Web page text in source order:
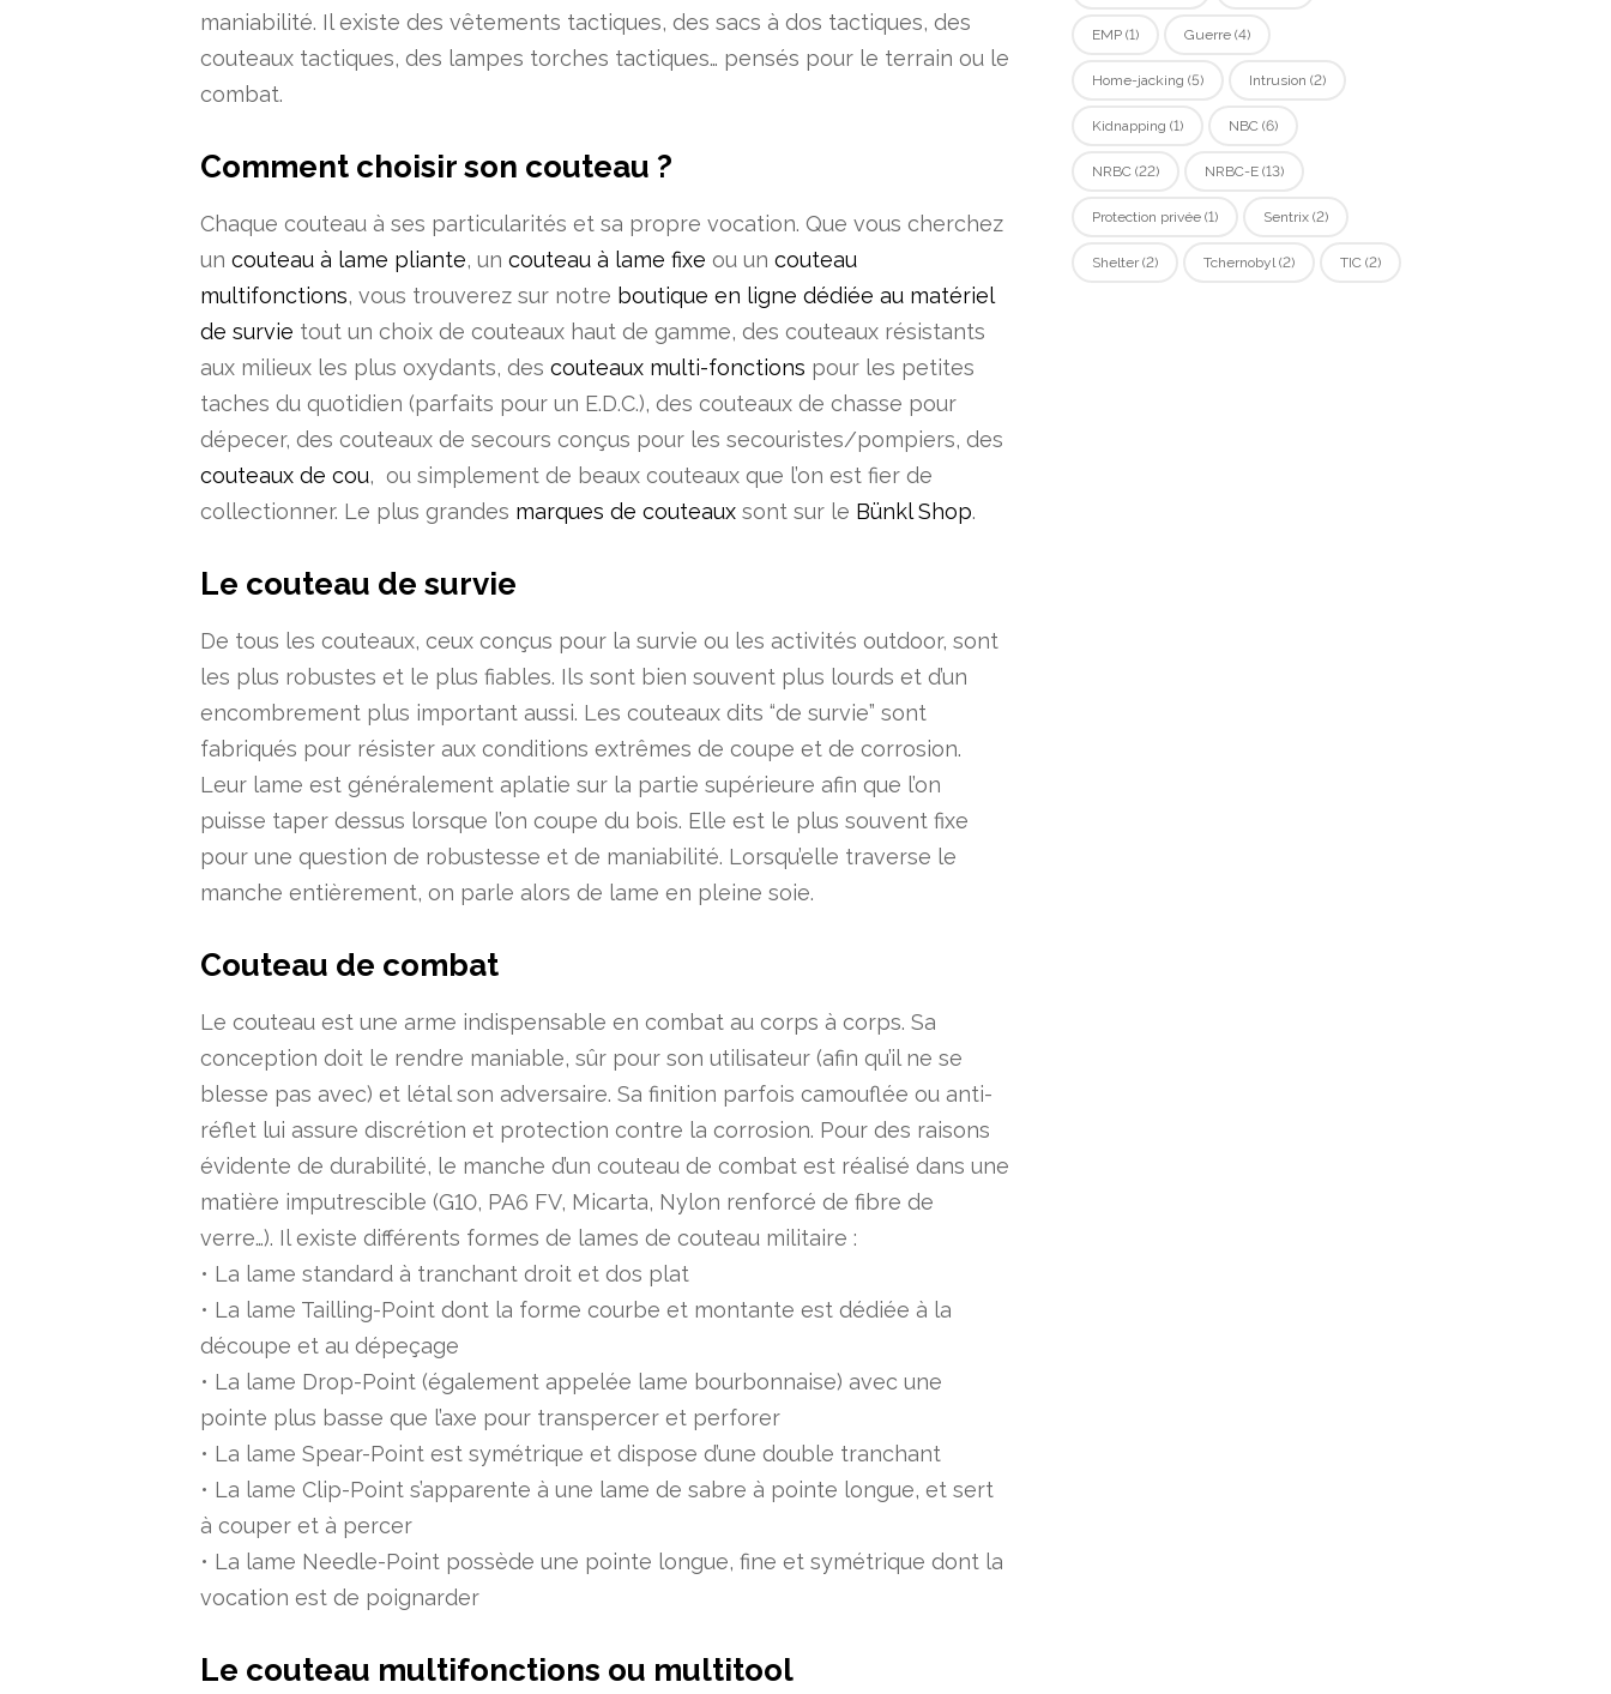
maniabilité. Il existe des vêtements tactiques, des sacs à dos tactiques, des
couteaux tactiques, des lampes torches tactiques… pensés pour le terrain ou le
combat.
Comment choisir son couteau ?
Chaque couteau à ses particularités et sa propre vocation. Que vous cherchez
uncouteau à lame pliante, uncouteau à lame fixe ou uncouteau
multifonctions, vous trouverez sur notre boutique en ligne dédiée au matériel
de survie tout un choix de couteaux haut de gamme, des couteaux résistants
aux milieux les plus oxydants, descouteaux multi-fonctions pour les petites
taches du quotidien (parfaits pour un E.D.C.), des couteaux de chasse pour
dépecer, des couteaux de secours conçus pour les secouristes/pompiers, des
couteaux de cou, ou simplement de beaux couteaux que l’on est fier de
collectionner. Le plus grandes marques de couteaux sont sur le Bünkl Shop.
Le couteau de survie
De tous les couteaux, ceux conçus pour la survie ou les activités outdoor, sont
les plus robustes et le plus fiables. Ils sont bien souvent plus lourds et d’un
encombrement plus important aussi. Les couteaux dits “de survie” sont
fabriqués pour résister aux conditions extrêmes de coupe et de corrosion.
Leur lame est généralement aplatie sur la partie supérieure afin que l’on
puisse taper dessus lorsque l’on coupe du bois. Elle est le plus souvent fixe
pour une question de robustesse et de maniabilité. Lorsqu’elle traverse le
manche entièrement, on parle alors de lame en pleine soie.
Couteau de combat
Le couteau est une arme indispensable en combat au corps à corps. Sa
conception doit le rendre maniable, sûr pour son utilisateur (afin qu’il ne se
blesse pas avec) et létal son adversaire. Sa finition parfois camouflée ou anti-
réflet lui assure discrétion et protection contre la corrosion. Pour des raisons
évidente de durabilité, le manche d’un couteau de combat est réalisé dans une
matière imputrescible (G10, PA6 FV, Micarta, Nylon renforcé de fibre de
verre…). Il existe différents formes de lames de couteau militaire :
• La lame standard à tranchant droit et dos plat
• La lame Tailling-Point dont la forme courbe et montante est dédiée à la
découpe et au dépeçage
• La lame Drop-Point (également appelée lame bourbonnaise) avec une
pointe plus basse que l’axe pour transpercer et perforer
• La lame Spear-Point est symétrique et dispose d’une double tranchant
• La lame Clip-Point s’apparente à une lame de sabre à pointe longue, et sert
à couper et à percer
• La lame Needle-Point possède une pointe longue, fine et symétrique dont la
vocation est de poignarder
Le couteau multifonctions ou multitool
EMP(1) Guerre(4)
Home-jacking (5) Intrusion (2)
Kidnapping (1) NBC(6)
NRBC(22) NRBC-E(13)
Protection privée(1) Sentrix(2)
Shelter(2) Tchernobyl (2) TIC(2)